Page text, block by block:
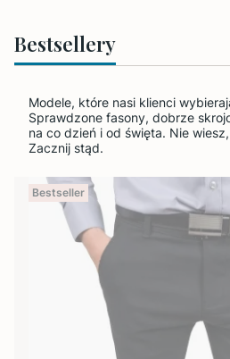
Bestsellery
Modele, które nasi klienci
Sprawdzone fasony, dobrze
na co dzień i od święta. Nie
Zacznij stąd.
Bestseller